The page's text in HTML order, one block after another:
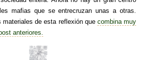
mafias que se entrecruzan unas a otras.
materiales de esta reflexión quecombina muy
anteriores.